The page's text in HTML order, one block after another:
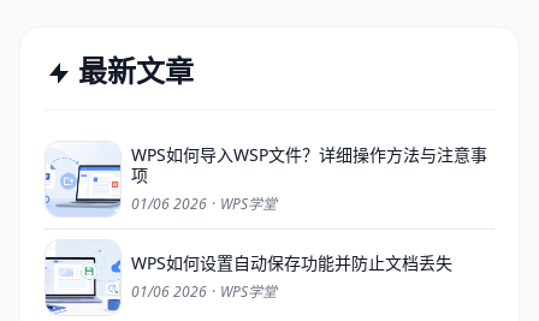
最新文章
WPS如何导入WSP文件？详细操作方法与注意事
项
01/06 2026 · WPS学堂
WPS如何设置自动保存功能并防止文档丢失
01/06 2026 · WPS学堂